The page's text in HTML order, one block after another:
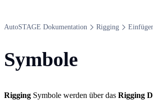
Auto​STAGE Dokumentation Rigging
Symbole
Rigging Symbole werden über das Rigging